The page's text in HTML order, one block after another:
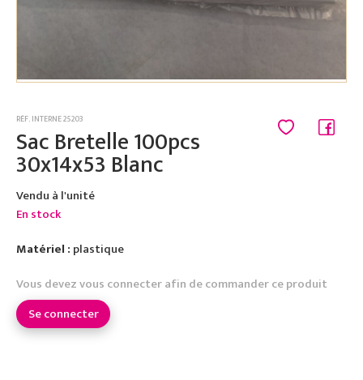
RÉF. INTERNE 25203
Sac Bretelle 100pcs
30x14x53 Blanc
Vendu à l'unité
En stock
Matériel : plastique
Vous devez vous connecter afin de commander ce produit
Se connecter